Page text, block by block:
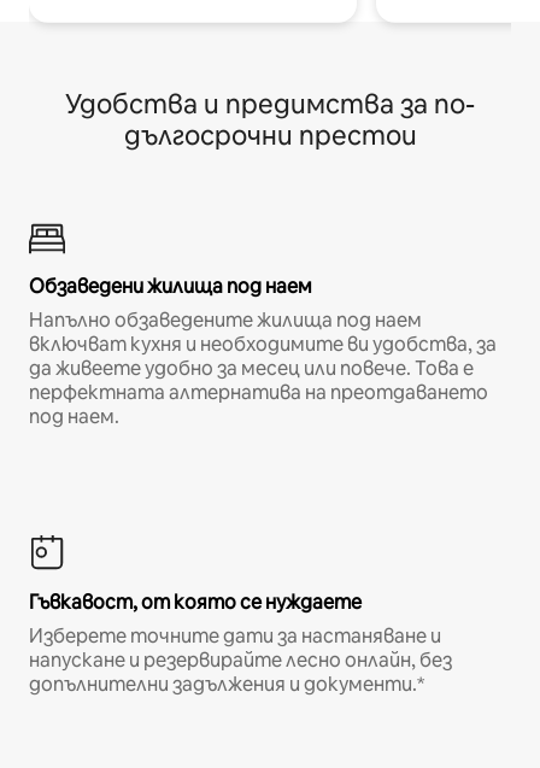
Удобства и предимства за по-
дългосрочни престои
Обзаведени жилища под наем
Напълно обзаведените жилища под наем
включват кухня и необходимите ви удобства, за
да живеете удобно за месец или повече. Това е
перфектната алтернатива на преотдаването
под наем.
Гъвкавост, от която се нуждаете
Изберете точните дати за настаняване и
напускане и резервирайте лесно онлайн, без
допълнителни задължения и документи.*